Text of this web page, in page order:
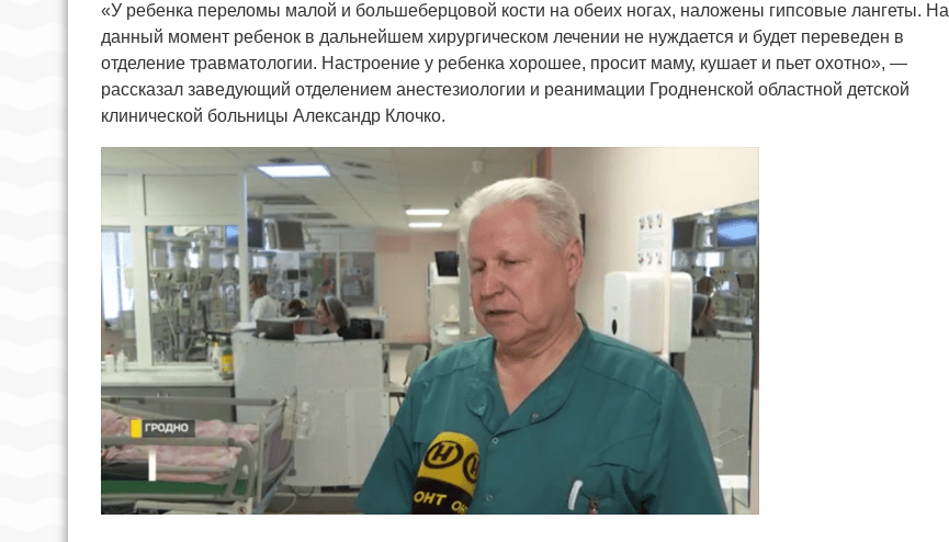
«У ребенка переломы малой и большеберцовой кости на обеих ногах, наложены гипсовые лангеты. На
данный момент ребенок в дальнейшем хирургическом лечении не нуждается и будет переведен в
отделение травматологии. Настроение у ребенка хорошее, просит маму, кушает и пьет охотно», —
рассказал заведующий отделением анестезиологии и реанимации Гродненской областной детской
клинической больницы Александр Клочко.